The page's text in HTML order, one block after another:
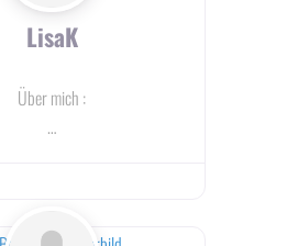
LisaK
Über mich :
…